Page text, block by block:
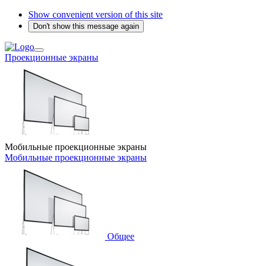
Show convenient version of this site
Don't show this message again
Проекционные экраны
Мобильные проекционные экраны
Мобильные проекционные экраны
Общее